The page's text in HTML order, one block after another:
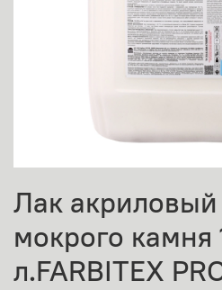
Лак
мокрого камня
л.FARBITEX